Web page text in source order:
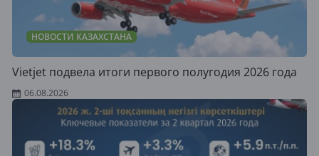
НОВОСТИ КАЗАХСТАНА
Vietjet подвела итоги первого полугодия 2026 года
06.08.2026